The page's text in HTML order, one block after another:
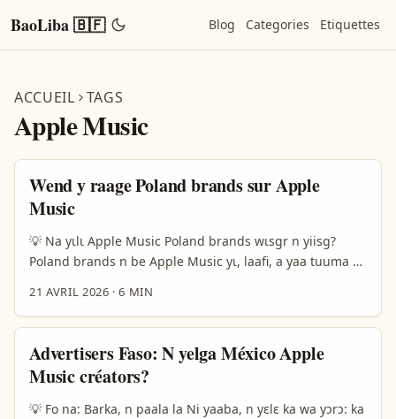
BaoLiba 🇧🇫 Blog Categories Etiquettes
ACCUEIL TAGS
Apple Music
Wend y raage Poland brands sur Apple
Music
💡 Na yɩlɩ Apple Music Poland brands wɩsgr n yiisg?
Poland brands n be Apple Music yɩ, laafi, a yaa tuuma bɛ
creators n maan n paase n ye “how do I reach them?”
yĩngre n maana: b woto n be contact, b woto n be pitch,
b woto n be sponsored tools, n b woto n be disclosure.
...
21 AVRIL 2026 ·6 MIN
Advertisers Faso: N yelga México Apple
Music créators?
💡 Fo na: Barka, n paala la Ni yaaba, n yɛlɛ ka wa yɔrɔ: ka